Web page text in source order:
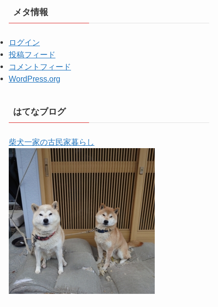
メタ情報
ログイン
投稿フィード
コメントフィード
WordPress.org
はてなブログ
柴犬一家の古民家暮らし